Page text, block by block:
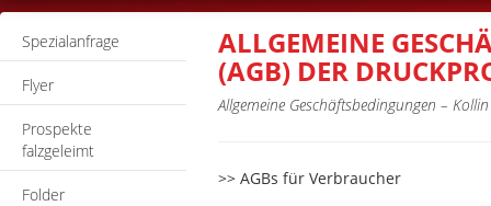
Spezialanfrage
Flyer
Prospekte
falzgeleimt
Folder
ALLGEMEINE
(AGB) DER
Allgemeine Geschäftsbedingungen –
>> AGBs für Verbraucher